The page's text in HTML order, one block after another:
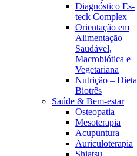
Diagnóstico Es-
teck Complex
Orientação em
Alimentação
Saudável,
Macrobiótica e
Vegetariana
Nutrição – Dieta
Biotrês
Saúde & Bem-estar
Osteopatia
Mesoterapia
Acupuntura
Auriculoterapia
Shiatsu